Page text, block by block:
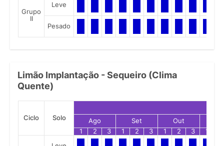
Grupo
II
Leve
Pesado
Limão Implantação - Sequeiro (Clima
Quente)
Ciclo Solo Ago Set Out
1
2 3 1 2 3 1 2 3 1